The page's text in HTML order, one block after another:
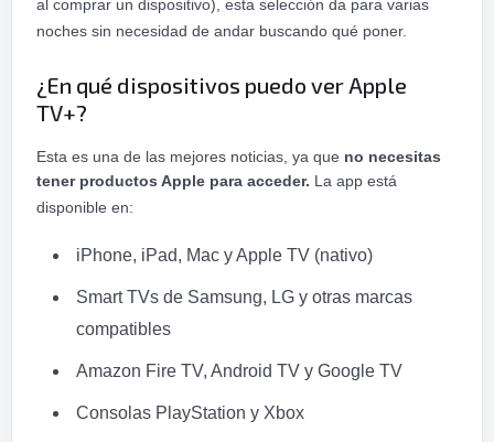
al comprar un dispositivo), esta selección da para varias
noches sin necesidad de andar buscando qué poner.
¿En qué dispositivos puedo ver Apple
TV+?
Esta es una de las mejores noticias, ya que no necesitas
tener productos Apple para acceder. La app está
disponible en:
iPhone, iPad, Mac y Apple TV (nativo)
Smart TVs de Samsung, LG y otras marcas
compatibles
Amazon Fire TV, Android TV y Google TV
Consolas PlayStation y Xbox